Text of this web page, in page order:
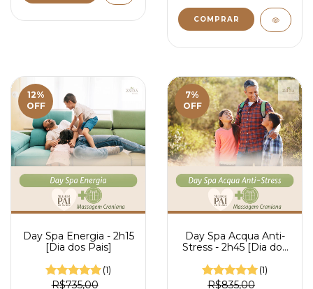
12%
OFF
Day Spa Energia - 2h15
[Dia dos Pais]
(1)
R$735,00
7%
OFF
Day Spa Acqua Anti-
Stress - 2h45 [Dia dos
(1)
R$835,00